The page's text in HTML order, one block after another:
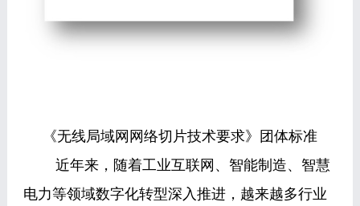
《无线局域网网络切片技术要求》团体标准
近年来，随着工业互联网、智能制造、智慧
电力等领域数字化转型深入推进，越来越多行业